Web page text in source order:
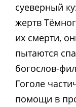
суеверный
жертв
их смерти,
пытаются
богослов-
Гоголе
помощи в